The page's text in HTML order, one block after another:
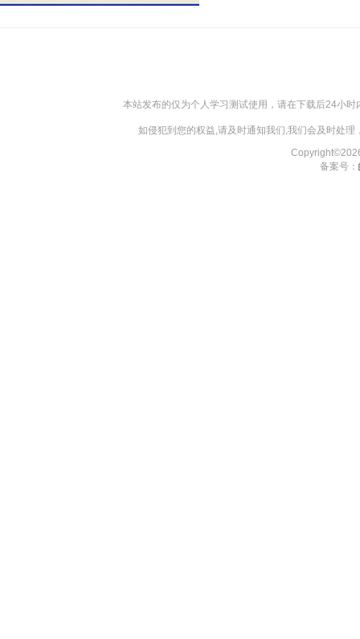
本站发布的仅为个人学习测试使用，请在下载后24小
如侵犯到您的权益,请及时通知我们,我们会及时处
备案号：